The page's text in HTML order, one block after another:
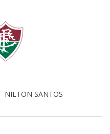
- NILTON SANTOS